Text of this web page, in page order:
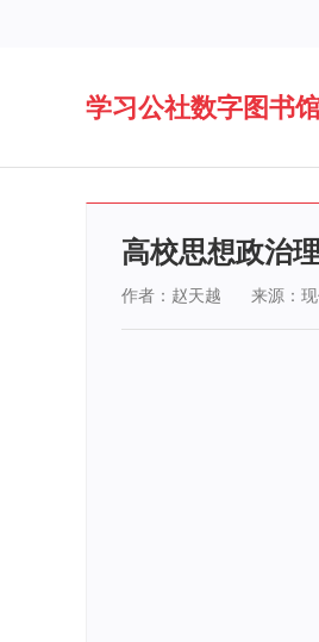
学习公社数字图书
高校思想政治
作者：赵天越 来源：